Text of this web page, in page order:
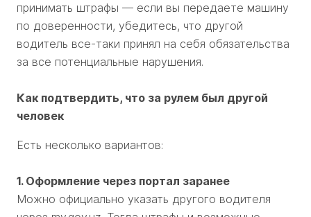
принимать штрафы — если вы передаете машину
по доверенности, убедитесь, что другой
водитель все-таки принял на себя обязательства
за все потенциальные нарушения.
Как подтвердить, что за рулем был другой
человек
Есть несколько вариантов:
1. Оформление через портал заранее
Можно официально указать другого водителя